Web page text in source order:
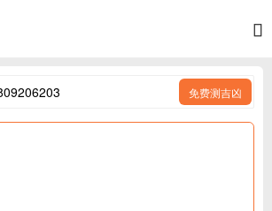
免费测吉凶